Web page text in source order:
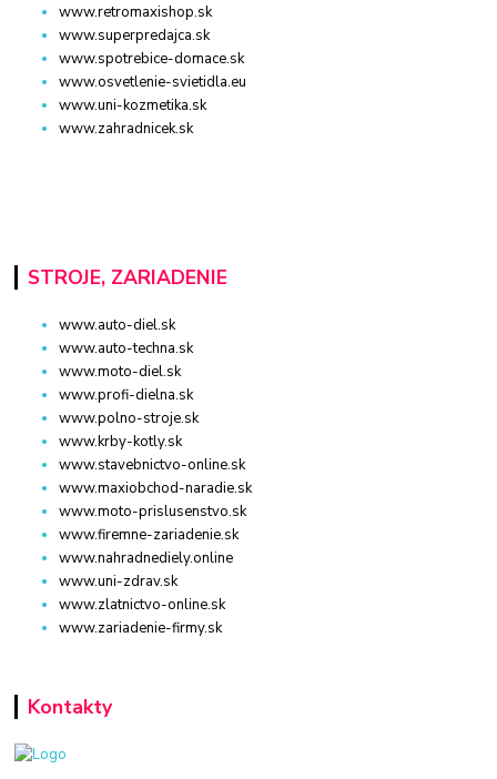
www.retromaxishop.sk
www.superpredajca.sk
www.spotrebice-domace.sk
www.osvetlenie-svietidla.eu
www.uni-kozmetika.sk
www.zahradnicek.sk
STROJE, ZARIADENIE
www.auto-diel.sk
www.auto-techna.sk
www.moto-diel.sk
www.profi-dielna.sk
www.polno-stroje.sk
www.krby-kotly.sk
www.stavebnictvo-online.sk
www.maxiobchod-naradie.sk
www.moto-prislusenstvo.sk
www.firemne-zariadenie.sk
www.nahradnediely.online
www.uni-zdrav.sk
www.zlatnictvo-online.sk
www.zariadenie-firmy.sk
Kontakty